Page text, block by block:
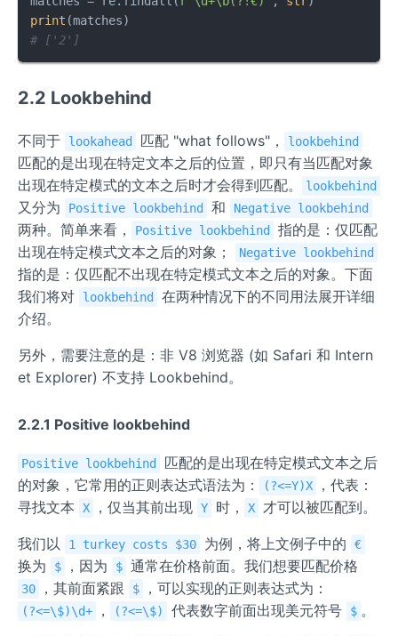
print
# ['2']
2.2 Lookbehind
不同于 lookahead 匹配 "what follows"， lookbehind
匹配的是出现在特定文本之后的位置，即只有当匹配对象
出现在特定模式的文本之后时才会得到匹配。
lookbehind
又分为 Positive lookbehind 和 Negative lookbehind
两种。简单来看， Positive lookbehind
指的是：仅匹配
出现在特定模式文本之后的对象；
Negative lookbehind
指的是：仅匹配不出现在特定模式文本之后的对象。下面
我们将对
lookbehind
在两种情况下的不同用法展开详细
介绍。
另外，需要注意的是：非 V8 浏览器 (如 Safari 和 Intern
et Explorer) 不支持 Lookbehind。
2.2.1 Positive lookbehind
Positive lookbehind
匹配的是出现在特定模式文本之后
的对象，它常用的正则表达式语法为：
(?<=Y)X
，代表：
寻找文本
X ，仅当其前出现 Y 时， X 才可以被匹配到。
我们以 1 turkey costs $30 为例，将上文例子中的 €
换为 $ ，因为 $ 通常在价格前面。我们想要匹配价格
30 ，其前面紧跟 $ ，可以实现的正则表达式为：
(?<=\$)\d+ ， (?<=\$) 代表数字前面出现美元符号 $ 。